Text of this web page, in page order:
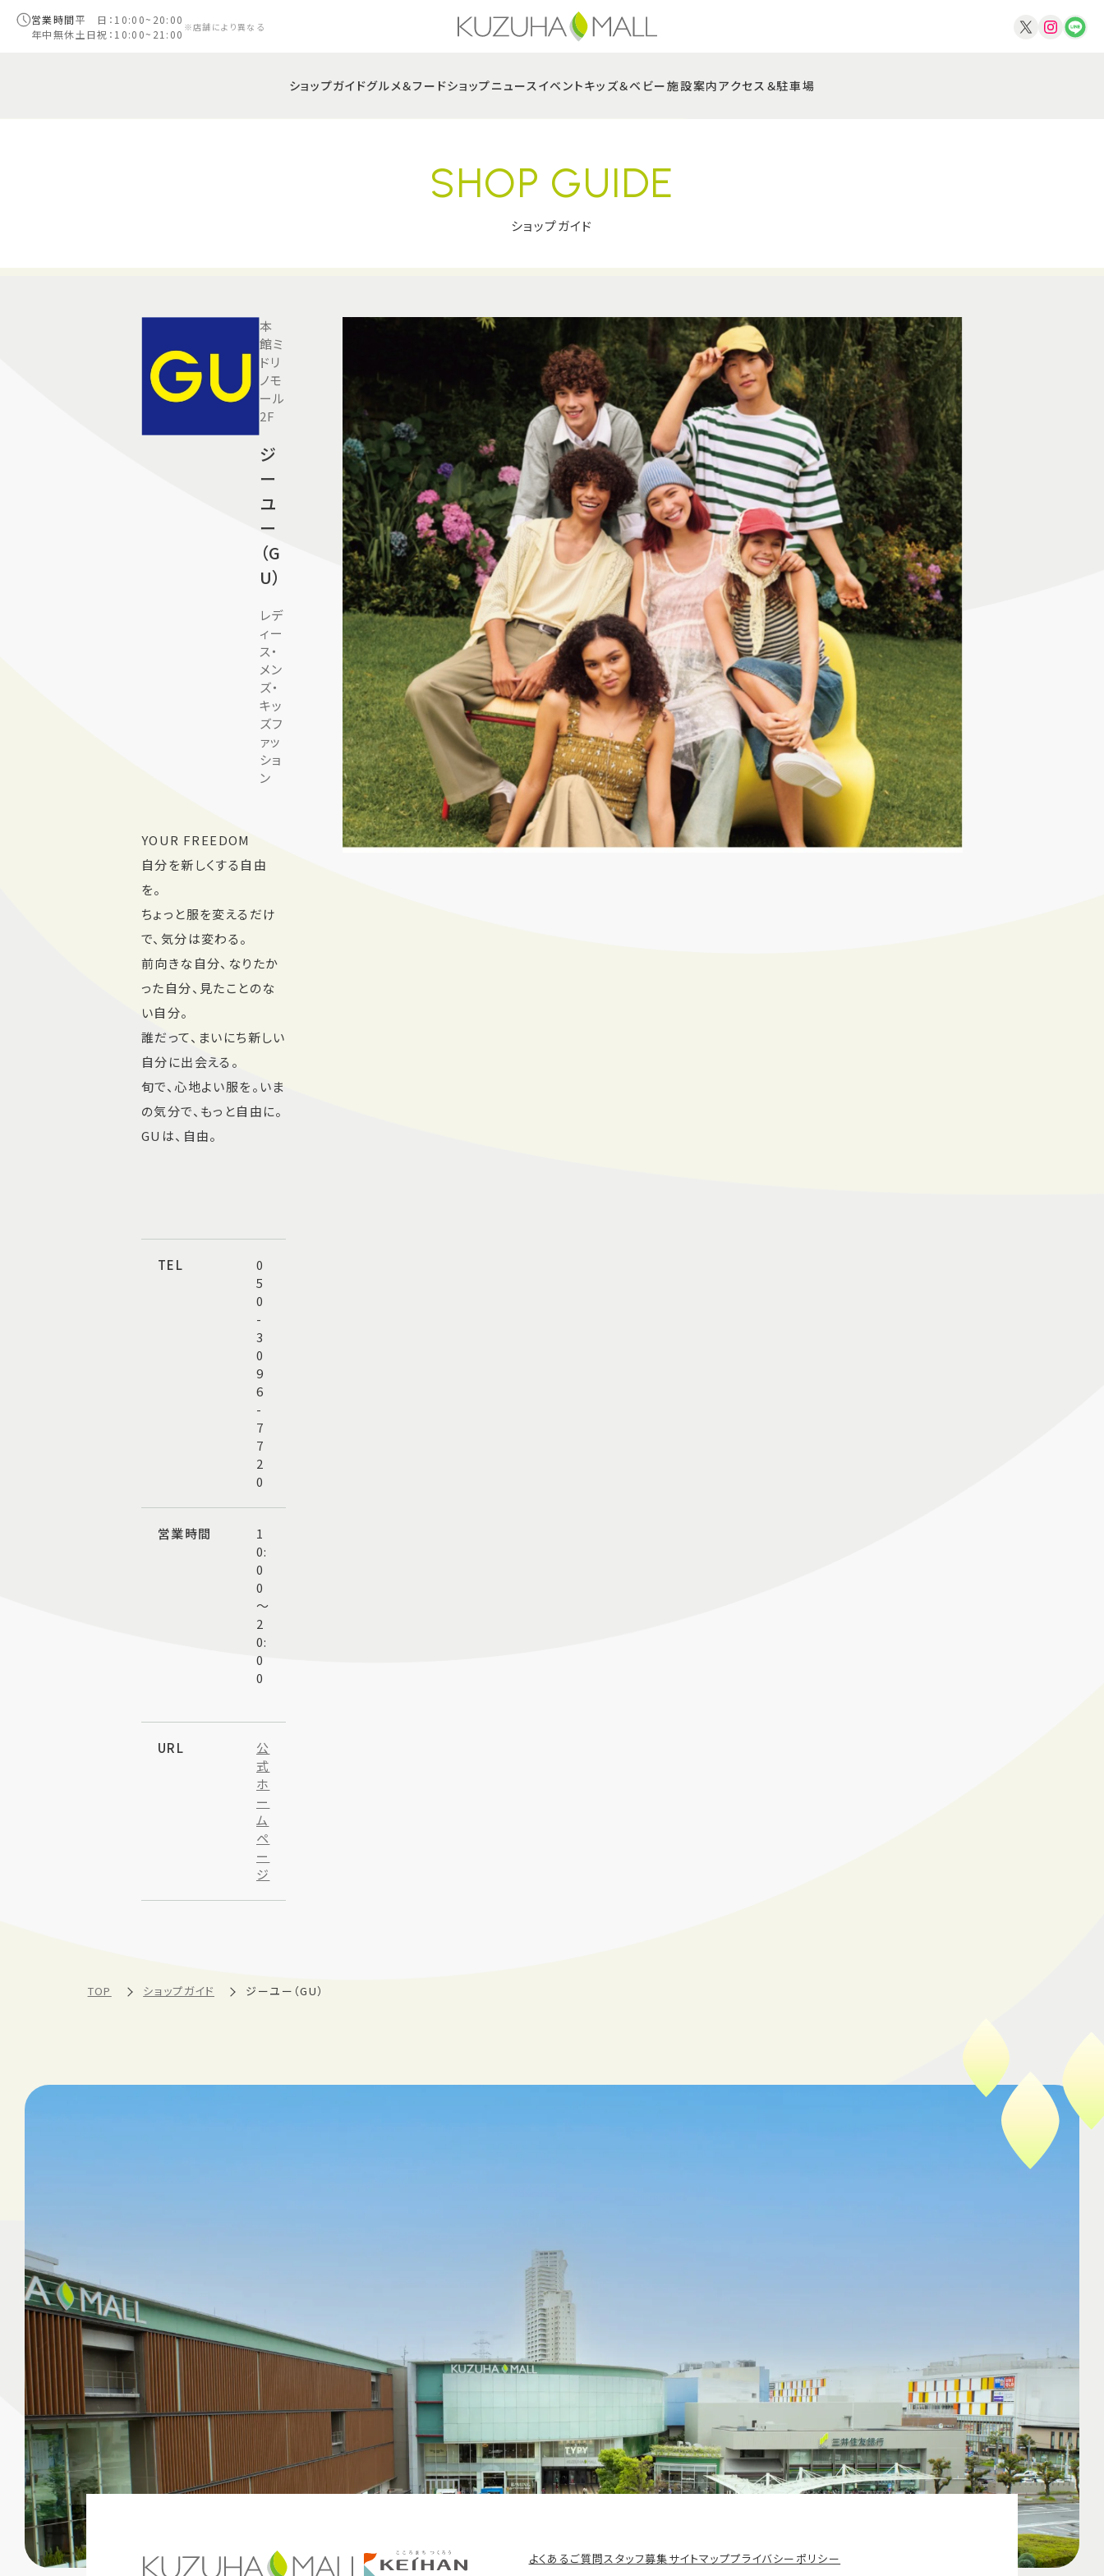
営業時間平 日：10:00~20:00
年中無休土日祝：10:00~21:00 ※店舗により異なる
ショップガイドグルメ＆フードショップニュース イベントキッズ＆ベビー施設案内アクセス＆駐車場
SHOP GUIDE
ショップガイド
本
館ミ
ドリ
ノモ
ール
2F
ジ
ー
ユ
ー
（G
U）
レデ
ィー
ス・
メン
ズ・
キッ
ズフ
ァッ
ショ
ン
YOUR FREEDOM
自分を新しくする自由
を。
ちょっと服を変えるだけ
で、気分は変わる。
前向きな自分、なりたか
った自分、見たことのな
い自分。
誰だって、まいにち新しい
自分に出会える。
旬で、心地よい服を。いま
の気分で、もっと自由に。
GUは、自由。
TEL
0
5
0
-
3
0
9
6
-
7
7
2
0
営業時間
1
0:
0
0
～
2
0:
0
0
URL
公
式
ホ
ー
ム
ペ
ー
ジ
TOP ショップガイド ジーユー（GU）
よくあるご質問スタッフ募集サイトマッププライバシーポリシー